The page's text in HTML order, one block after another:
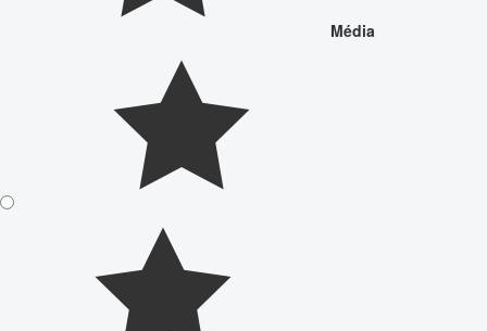
Média